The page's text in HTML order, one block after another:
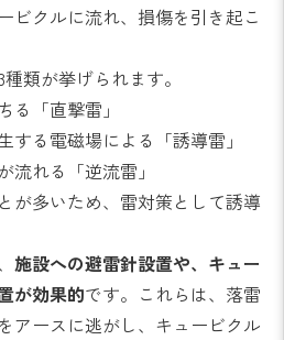
ビクルに流れ、損傷を引き起こ
類が挙げられます。
る「直撃雷」
る電磁場による「誘導雷」
流れる「逆流雷」
が多いため、雷対策として誘導
施設への避雷針設置や、キュー
が効果的です。これらは、落雷
アースに逃がし、キュービクル